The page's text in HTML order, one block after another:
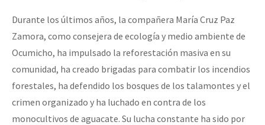
Medios Libres
Eventos
Contacto
Durante los últimos años, la compañera María Cruz Paz
Zamora, como consejera de ecología y medio ambiente de
Ocumicho, ha impulsado la reforestación masiva en su
comunidad, ha creado brigadas para combatir los incendios
forestales, ha defendido los bosques de los talamontes y el
crimen organizado y ha luchado en contra de los
monocultivos de aguacate. Su lucha constante ha sido por